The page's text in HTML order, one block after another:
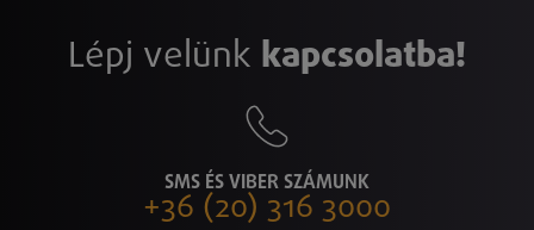
Lépj velünk kapcsolatba!
SMS ÉS VIBER SZÁMUNK
+36 (20) 316 3000